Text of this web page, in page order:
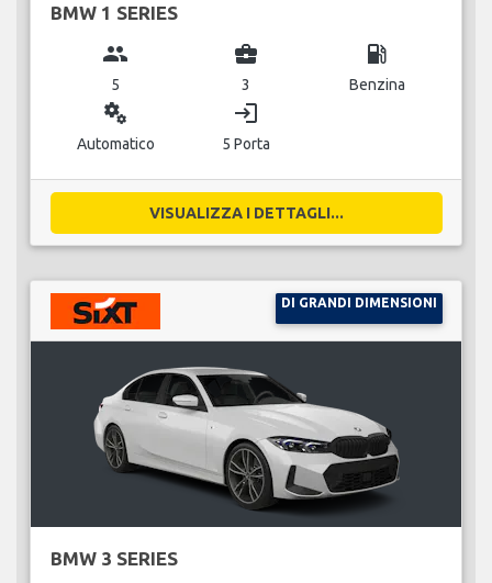
BMW 1 SERIES
group
5
business_center
3
local_gas_station
Benzina
miscellaneous_services
Automatico
login
5 Porta
VISUALIZZA I DETTAGLI...
DI GRANDI DIMENSIONI
BMW 3 SERIES